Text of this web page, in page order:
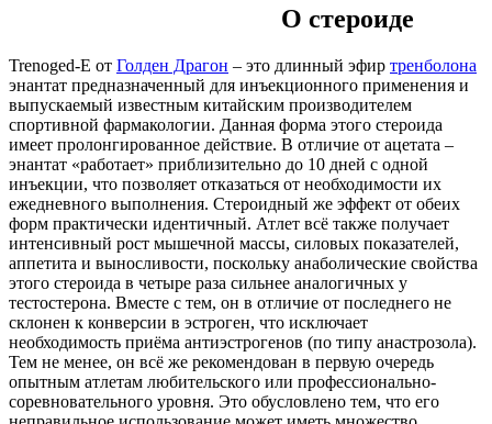
О стероиде
Trenoged-E от Голден Драгон – это длинный эфир тренболона
энантат предназначенный для инъекционного применения и
выпускаемый известным китайским производителем
спортивной фармакологии. Данная форма этого стероида
имеет пролонгированное действие. В отличие от ацетата –
энантат «работает» приблизительно до 10 дней с одной
инъекции, что позволяет отказаться от необходимости их
ежедневного выполнения. Стероидный же эффект от обеих
форм практически идентичный. Атлет всё также получает
интенсивный рост мышечной массы, силовых показателей,
аппетита и выносливости, поскольку анаболические свойства
этого стероида в четыре раза сильнее аналогичных у
тестостерона. Вместе с тем, он в отличие от последнего не
склонен к конверсии в эстроген, что исключает
необходимость приёма антиэстрогенов (по типу анастрозола).
Тем не менее, он всё же рекомендован в первую очередь
опытным атлетам любительского или профессионально-
соревновательного уровня. Это обусловлено тем, что его